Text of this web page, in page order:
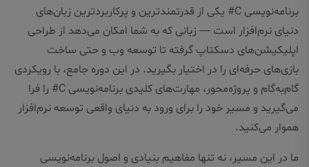
برنامه‌نویسی C# یکی از قدرتمندترین و پرکاربردترین زبان‌های
دنیای نرم‌افزار است — زبانی که به شما امکان می‌دهد از طراحی
اپلیکیشن‌های دسکتاپ گرفته تا توسعه وب و حتی ساخت
بازی‌های حرفه‌ای را در اختیار بگیرید. در این دوره جامع، با رویکردی
گام‌به‌گام و پروژه‌محور، مهارت‌های کلیدی برنامه‌نویسی C# را فرا
می‌گیرید و مسیر خود را برای ورود به دنیای واقعی توسعه نرم‌افزار
هموار می‌کنید.
ما در این مسیر، نه تنها مفاهیم بنیادی و اصول برنامه‌نویسی